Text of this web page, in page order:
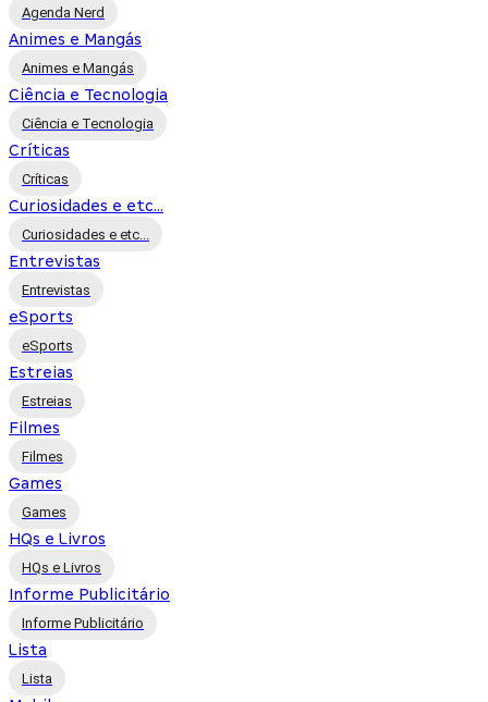
Agenda Nerd
Animes e Mangás
Animes e Mangás
Ciência e Tecnologia
Ciência e Tecnologia
Críticas
Críticas
Curiosidades e etc...
Curiosidades e etc...
Entrevistas
Entrevistas
eSports
eSports
Estreias
Estreias
Filmes
Filmes
Games
Games
HQs e Livros
HQs e Livros
Informe Publicitário
Informe Publicitário
Lista
Lista